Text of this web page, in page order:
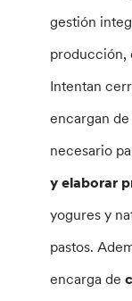
gestión
producción,
Intentan
encargan de
necesario
y elaborar
yogures y
pastos.
encarga de